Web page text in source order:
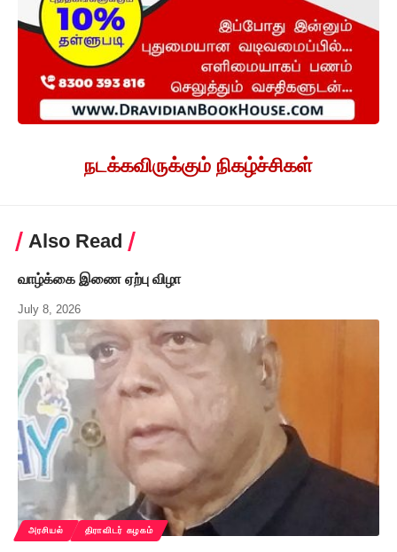
நடக்கவிருக்கும் நிகழ்ச்சிகள்
Also Read
வாழ்க்கை இணை ஏற்பு விழா
July 8, 2026
அரசியல் திராவிடர் கழகம்